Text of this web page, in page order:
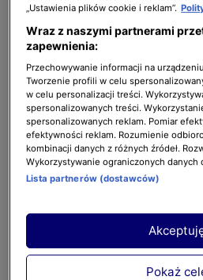
2 z 8
„Ustawienia plików cookie i reklam”.
Wraz z naszymi partnerami
zapewnienia:
Przechowywanie informacji na
Tworzenie profili w celu
w celu personalizacji treści.
spersonalizowanych treści.
spersonalizowanych reklam. Pomiar
efektywności reklam. Rozumienie
kombinacji danych z różnych źródeł.
Wykorzystywanie ograniczonych danych
Lista partnerów (dostawców)
Pokaż